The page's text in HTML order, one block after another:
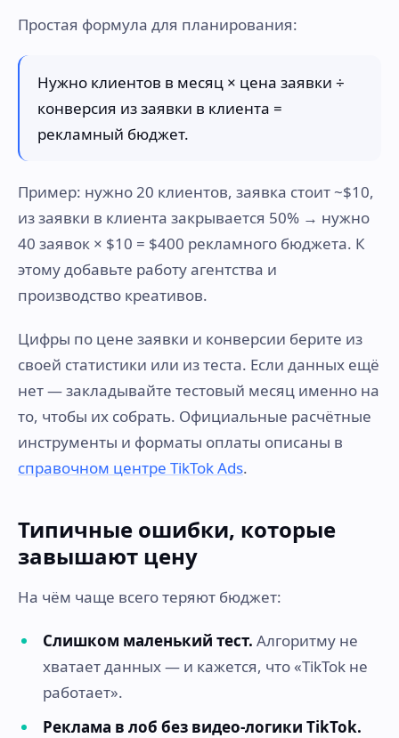
Простая формула для планирования:
Нужно клиентов в месяц × цена заявки ÷
конверсия из заявки в клиента =
рекламный бюджет.
Пример: нужно 20 клиентов, заявка стоит ~$10,
из заявки в клиента закрывается 50% → нужно
40 заявок × $10 = $400 рекламного бюджета. К
этому добавьте работу агентства и
производство креативов.
Цифры по цене заявки и конверсии берите из
своей статистики или из теста. Если данных ещё
нет — закладывайте тестовый месяц именно на
то, чтобы их собрать. Официальные расчётные
инструменты и форматы оплаты описаны в
справочном центре TikTok Ads.
Типичные ошибки, которые
завышают цену
На чём чаще всего теряют бюджет:
Слишком маленький тест. Алгоритму не
хватает данных — и кажется, что «TikTok не
работает».
Реклама в лоб без видео-логики TikTok.